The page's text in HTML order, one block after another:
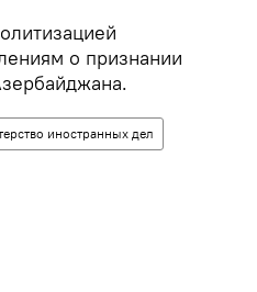
о признании
иностранных дел